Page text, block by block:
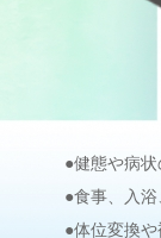
●健態や病
●食事、入
●体位変換